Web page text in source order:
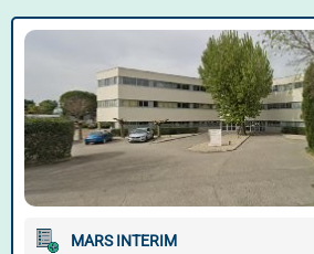
MARS INTERIM